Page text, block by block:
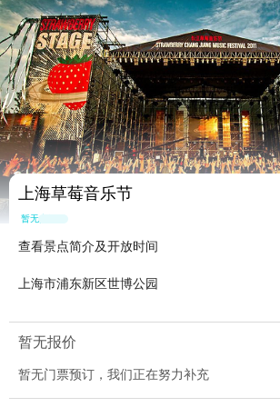
上海草莓音乐节
暂无点评
查看景点简介及开放时间
上海市浦东新区世博公园
暂无报价
暂无门票预订，我们正在努力补充
